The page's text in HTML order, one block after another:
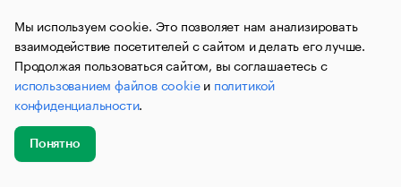
г. Москва, вн.тер. г. Муниципальный округ
Черемушки, пр-кт Нахимовский, д. 51
Дата регистрации:
07.12.2006
Уставной капитал:
226 987 000 ₽
Мы используем cookie. Это позволяет нам анализировать
взаимодействие посетителей с сайтом и делать его лучше.
Продолжая пользоваться сайтом, вы соглашаетесь с
использованием файлов cookieи политикой
конфиденциальности.
Понятно